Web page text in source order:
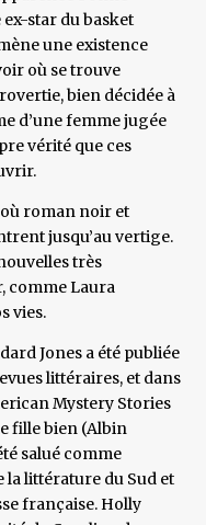
ex-star du basket
une existence
où se trouve
bien décidée à
d’une femme jugée
vérité que ces
roman noir et
jusqu’au vertige.
très
comme Laura
vies.
Jones a été publiée
littéraires, et dans
Mystery Stories
fille bien (Albin
salué comme
la littérature du Sud et
française. Holly